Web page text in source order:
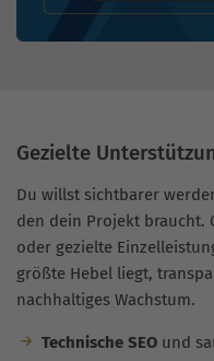
Gezielte
Du willst sichtbarer
den dein Projekt braucht.
oder gezielte
größte Hebel liegt,
nachhaltiges Wachstum.
Technische SEOund